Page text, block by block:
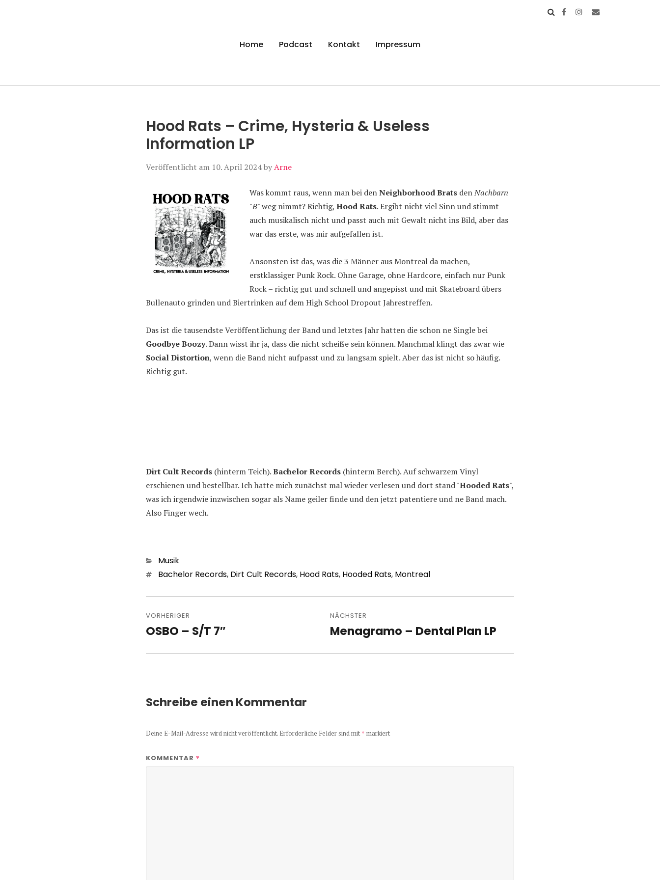
Manierenversagen
Home Podcast Kontakt Impressum
Hood Rats – Crime, Hysteria & Useless
Information LP
Veröffentlicht am 10. April 2024byArne
Was kommt raus, wenn man bei denNeighborhood Brats denNachbarn
"B" weg nimmt? Richtig, Hood Rats. Ergibt nicht viel Sinn und stimmt
auch musikalisch nicht und passt auch mit Gewalt nicht ins Bild, aber das
war das erste, was mir aufgefallen ist.
Ansonsten ist das, was die 3 Männer aus Montreal da machen,
erstklassiger Punk Rock. Ohne Garage, ohne Hardcore, einfach nur Punk
Rock – richtig gut und schnell und angepisst und mit Skateboard übers
Bullenauto grinden und Biertrinken auf dem High School Dropout Jahrestreffen.
Das ist die tausendste Veröffentlichung der Band und letztes Jahr hatten die schon ne Single bei
Goodbye Boozy. Dann wisst ihr ja, dass die nicht scheiße sein können. Manchmal klingt das zwar wie
Social Distortion, wenn die Band nicht aufpasst und zu langsam spielt. Aber das ist nicht so häufig.
Richtig gut.
Dirt Cult Records (hinterm Teich).Bachelor Records (hinterm Berch). Auf schwarzem Vinyl
erschienen und bestellbar. Ich hatte mich zunächst mal wieder verlesen und dort stand "Hooded Rats",
was ich irgendwie inzwischen sogar als Name geiler finde und den jetzt patentiere und ne Band mach.
Also Finger wech.
Kategorien
Musik
Schlagwörter
Bachelor Records, Dirt Cult Records, Hood Rats, Hooded Rats, Montreal
VORHERIGER
Vorheriger
OSBO – S/T 7″
NÄCHSTER
Nächster
Menagramo – Dental Plan LP
Schreibe einen Kommentar
Deine E-Mail-Adresse wird nicht veröffentlicht. Erforderliche Felder sind mit * markiert
KOMMENTAR *